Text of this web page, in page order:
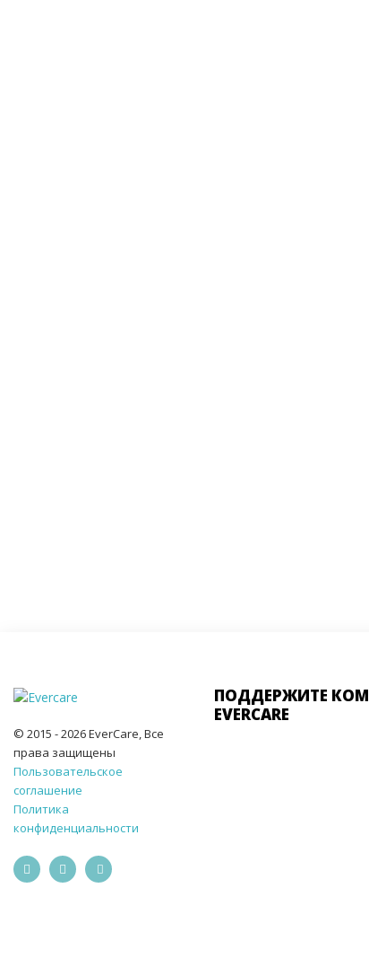
© 2015 - 2026 EverCare, Все
права защищены
Пользовательское
соглашение
Политика
конфиденциальности
ПОДДЕРЖИТЕ
EVERCARE